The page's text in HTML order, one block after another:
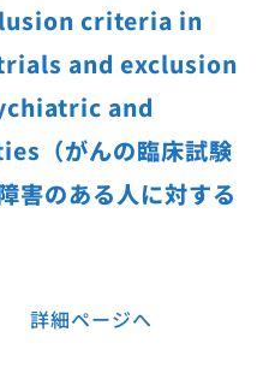
criteria in
and exclusion
and
（がんの臨床試験
害のある人に対する
詳細ページへ